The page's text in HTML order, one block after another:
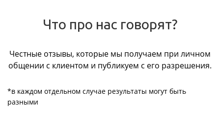
Что про нас говорят?
Честные отзывы, которые мы получаем при личном
общении с клиентом и публикуем с его разрешения.
*в каждом отдельном случае результаты могут быть
разными